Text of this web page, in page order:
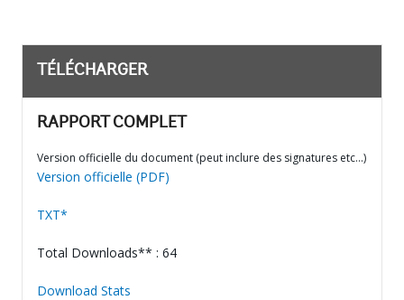
TÉLÉCHARGER
RAPPORT COMPLET
Version officielle du document (peut inclure des signatures etc…)
Version officielle (PDF)
TXT*
Total Downloads** : 64
Download Stats